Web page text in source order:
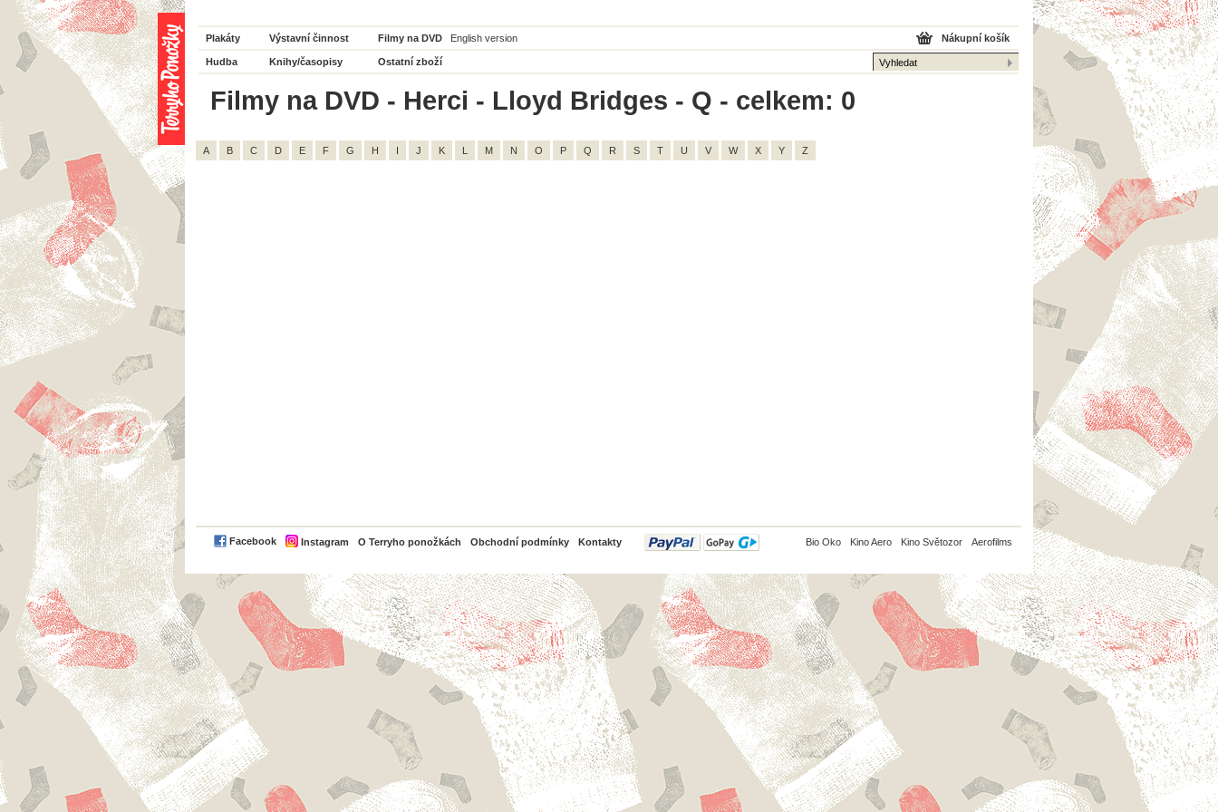
Plakáty Výstavní činnost Filmy na DVD English version
Hudba Knihy/časopisy Ostatní zboží
Nákupní košík
Filmy na DVD - Herci - Lloyd Bridges - Q - celkem: 0
A B C D E F G H I J K L M N O P Q R S T U V W X Y Z
Facebook Instagram O Terryho ponožkách Obchodní podmínky Kontakty
PayPal Bio Oko Kino Aero Kino Světozor Aerofilms